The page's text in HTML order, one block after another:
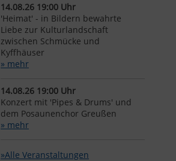
14.08.26 19:00 Uhr
'Heimat' - in Bildern bewahrte
Liebe zur Kulturlandschaft
zwischen Schmücke und
Kyffhäuser
» mehr
14.08.26 19:00 Uhr
Konzert mit 'Pipes & Drums' und
dem Posaunenchor Greußen
» mehr
»Alle Veranstaltungen